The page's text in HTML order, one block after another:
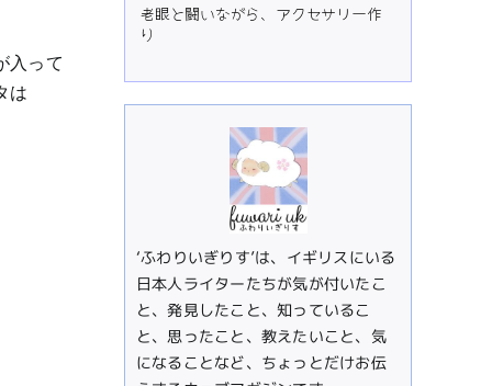
入って
は
老眼と闘いながら、アクセサリー作
り
‘ふわりいぎりす’は、イギリスにいる
日本人ライターたちが気が付いたこ
と、発見したこと、知っているこ
と、思ったこと、教えたいこと、気
になることなど、ちょっとだけお伝